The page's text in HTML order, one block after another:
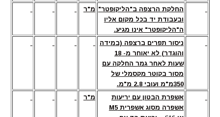
החלקת הרצפה ב"הליקופטר"
ובעבודת יד בכל מקום אליו
ה"הליקופטר" אינו מגיע.
מ"ר
ניסור תפרים ברצפה (במידה
והוגדר) לא יאוחר מ- 18
שעות לאחר גמר החלקה עם
מסור בקוטר מקסמלי של
350מ"מ ועובי 2.8 מ"מ.
אשפרת הבטון עם יריעות
אשפרה מסוג אשפרית M5
מ"ר